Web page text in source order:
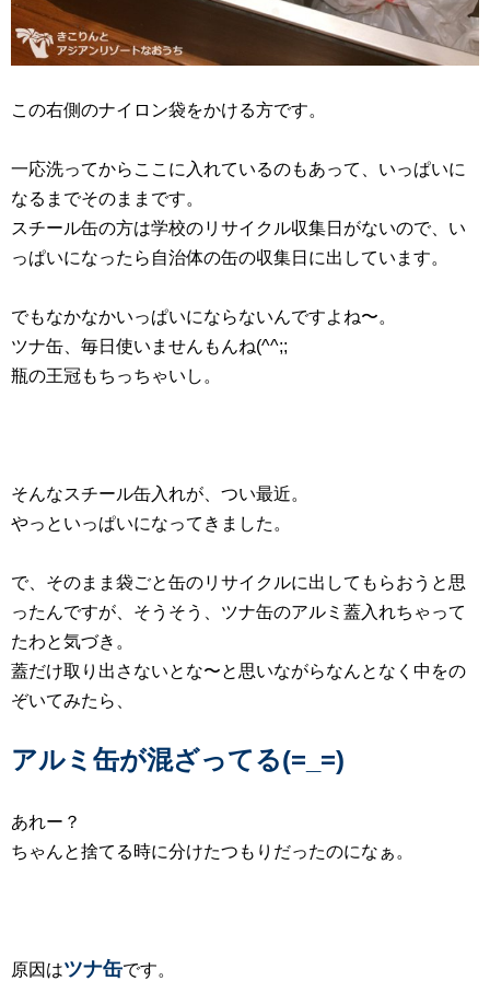
この右側のナイロン袋をかける方です。
一応洗ってからここに入れているのもあって、いっぱいに
なるまでそのままです。
スチール缶の方は学校のリサイクル収集日がないので、い
っぱいになったら自治体の缶の収集日に出しています。
でもなかなかいっぱいにならないんですよね〜。
ツナ缶、毎日使いませんもんね(^^;;
瓶の王冠もちっちゃいし。
そんなスチール缶入れが、つい最近。
やっといっぱいになってきました。
で、そのまま袋ごと缶のリサイクルに出してもらおうと思
ったんですが、そうそう、ツナ缶のアルミ蓋入れちゃって
たわと気づき。
蓋だけ取り出さないとな〜と思いながらなんとなく中をの
ぞいてみたら、
アルミ缶が混ざってる(=_=)
あれー？
ちゃんと捨てる時に分けたつもりだったのになぁ。
原因はツナ缶です。